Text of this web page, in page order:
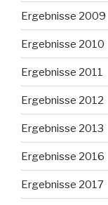
Ergebnisse 2009
Ergebnisse 2010
Ergebnisse 2011
Ergebnisse 2012
Ergebnisse 2013
Ergebnisse 2016
Ergebnisse 2017